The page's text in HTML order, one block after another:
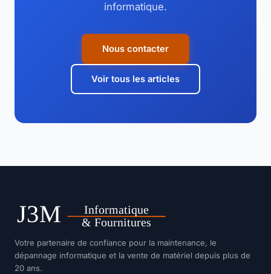
informatique.
Nous contacter
Voir tous les articles
Votre partenaire de confiance pour la maintenance, le
dépannage informatique et la vente de matériel depuis plus de
20 ans.